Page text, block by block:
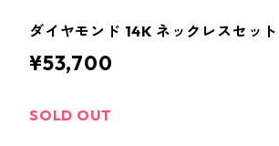
ダイヤモンド 14K ネックレスセッ
¥53,700
SOLD OUT